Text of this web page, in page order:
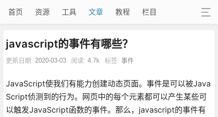
首页 资源 工具 文章 教程 栏目
javascript的事件有哪些？
更新日期: 2020-03-03 阅读: 4.7k 标签: 事件
JavaScript使我们有能力创建动态页面。事件是可以被Java
Script侦测到的行为。网页中的每个元素都可以产生某些可
以触发JavaScript函数的事件。那么，javascript的事件有